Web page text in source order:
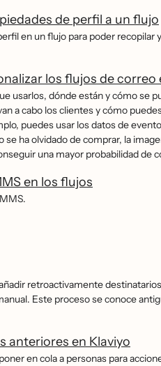
de perfil a un flujo
en un flujo para poder recopilar
los flujos de correo
usarlos, dónde están y cómo se
a cabo los clientes y cómo
puedes usar los datos de
ha olvidado de comprar, la
una mayor probabilidad de
en los flujos
retroactivamente
Este proceso se conoce
anteriores en Klaviyo
en cola a personas para